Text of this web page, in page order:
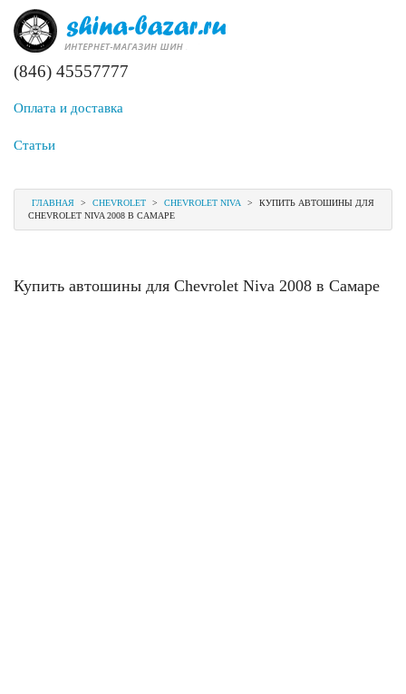
(846) 45557777
Оплата и доставка
Статьи
ГЛАВНАЯ > CHEVROLET > CHEVROLET NIVA >
КУПИТЬ АВТОШИНЫ ДЛЯ
CHEVROLET NIVA 2008 В САМАРЕ
Купить автошины для Chevrolet Niva 2008 в Самаре